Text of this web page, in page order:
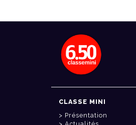
CLASSE MINI
Présentation